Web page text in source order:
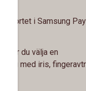
kortet i Samsung
du välja en
dig med iris,